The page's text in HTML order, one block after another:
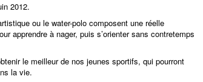
2012.
ou le water-polo composent une réelle
apprendre à nager, puis s’orienter sans contretemps
le meilleur de nos jeunes sportifs, qui pourront
la vie.